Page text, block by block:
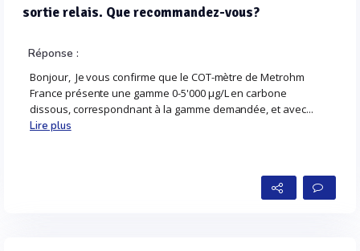
sortie relais. Que recommandez-vous?
Réponse :
Bonjour, Je vous confirme que le COT-mètre de Metrohm
France présente une gamme 0-5'000 µg/L en carbone
dissous, correspondnant à la gamme demandée, et avec...
Lire plus